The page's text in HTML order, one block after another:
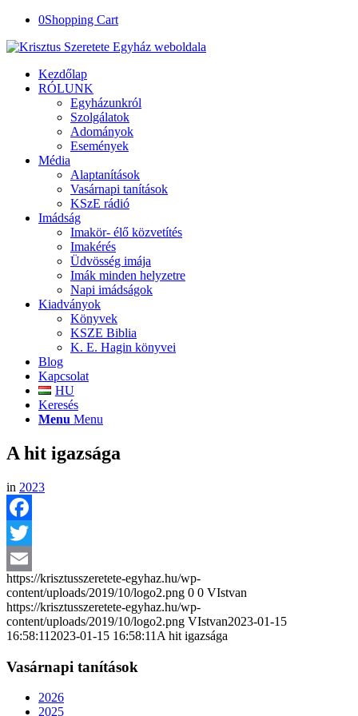
0Shopping Cart
Kezdőlap
RÓLUNK
Egyházunkról
Szolgálatok
Adományok
Események
Média
Alaptanítások
Vasárnapi tanítások
KSzE rádió
Imádság
Imakör- élő közvetítés
Imakérés
Üdvösség imája
Imák minden helyzetre
Napi imádságok
Kiadványok
Könyvek
KSZE Biblia
K. E. Hagin könyvei
Blog
Kapcsolat
HU
Keresés
Menu Menu
A hit igazsága
in 2023
Facebook
Twitter
Email
https://krisztusszeretete-egyhaz.hu/wp-
content/uploads/2019/10/logo2.png 0 0 VIstvan
https://krisztusszeretete-egyhaz.hu/wp-
content/uploads/2019/10/logo2.png VIstvan2023-01-15
16:58:11 2023-01-15 16:58:11 A hit igazsága
Vasárnapi tanítások
2026
2025